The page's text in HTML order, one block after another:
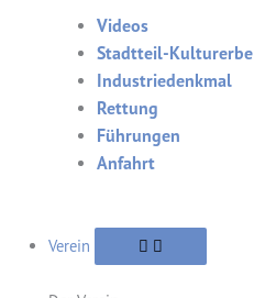
Videos
Stadtteil-Kulturerbe
Industriedenkmal
Rettung
Führungen
Anfahrt
Verein